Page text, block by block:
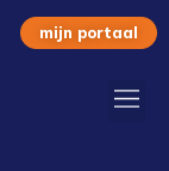
mijn portaal